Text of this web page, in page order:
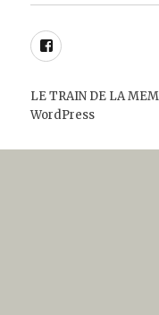
Facebook
LE TRAIN DE LA
WordPress